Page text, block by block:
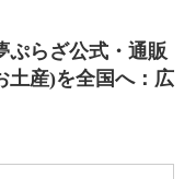
ぷらざ公式・通販
土産)を全国へ：広